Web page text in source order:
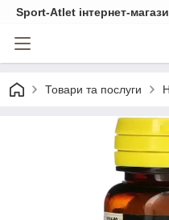
Sport-Atlet інтернет-
Товари та послуги